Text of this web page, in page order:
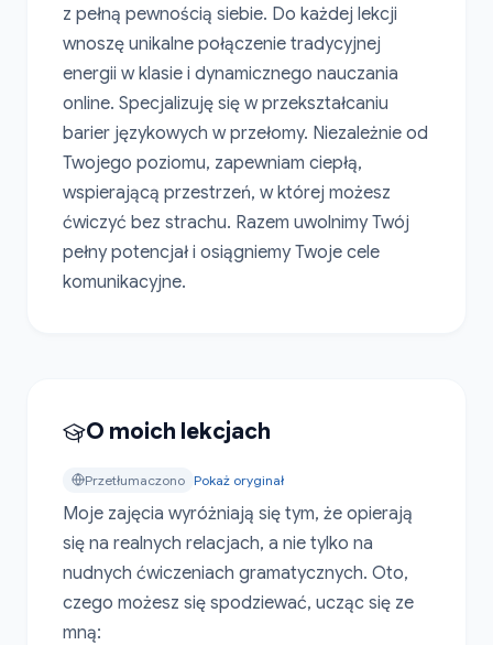
z pełną pewnością siebie. Do każdej lekcji
wnoszę unikalne połączenie tradycyjnej
energii w klasie i dynamicznego nauczania
online. Specjalizuję się w przekształcaniu
barier językowych w przełomy. Niezależnie od
Twojego poziomu, zapewniam ciepłą,
wspierającą przestrzeń, w której możesz
ćwiczyć bez strachu. Razem uwolnimy Twój
pełny potencjał i osiągniemy Twoje cele
komunikacyjne.
O moich lekcjach
Przetłumaczono Pokaż oryginał
Moje zajęcia wyróżniają się tym, że opierają
się na realnych relacjach, a nie tylko na
nudnych ćwiczeniach gramatycznych. Oto,
czego możesz się spodziewać, ucząc się ze
mną: